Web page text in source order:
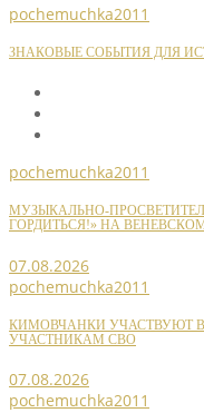
pochemuchka2011
ЗНАКОВЫЕ СОБЫТИЯ ДЛЯ
pochemuchka2011
МУЗЫКАЛЬНО-
ГОРДИТЬСЯ!» НА
07.08.2026
pochemuchka2011
КИМОВЧАНКИ УЧАСТВУЮТ
УЧАСТНИКАМ СВО
07.08.2026
pochemuchka2011